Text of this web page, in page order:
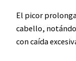
El picor
cabello,
con caída